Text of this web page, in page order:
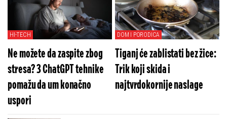
HI-TECH
Ne možete da zaspite zbog
stresa? 3 ChatGPT tehnike
pomažu da um konačno
uspori
DOM I PORODICA
Tiganj će zablistati bez žice:
Trik koji skida i
najtvrdokornije naslage